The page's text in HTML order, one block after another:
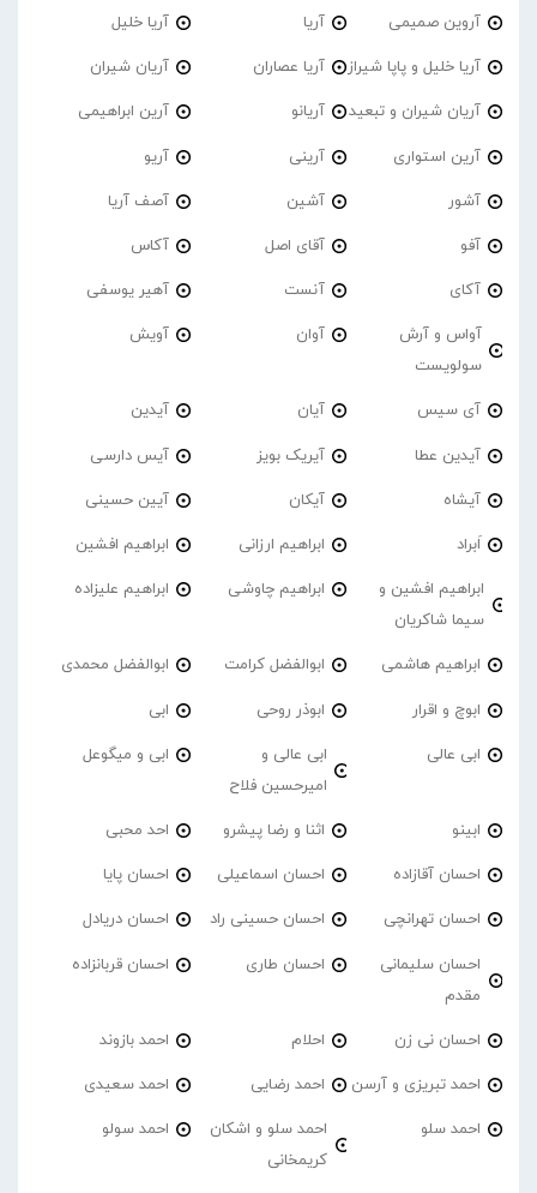
آروین صمیمی آریا آریا خلیل
آریا خلیل و پاپا شیراز آریا عصاران آریان شیران
آریان شیران و تبعید آریانو آرین ابراهیمی
آرین استواری آرینی آریو
آشور آشین آصف آریا
آفو آقای اصل آکاس
آکای آنست آهیر یوسفی
آواس و آرش
سولویست
آوان آویش
آی سیس آیان آیدین
آیدین عطا آیریک بویز آیس دارسی
آیشاه آیکان آیین حسینی
اَبراد ابراهیم ارزانی ابراهیم افشین
ابراهیم افشین و
سیما شاکریان
ابراهیم چاوشی ابراهیم علیزاده
ابراهیم هاشمی ابوالفضل کرامت ابوالفضل محمدی
ابوچ و اقرار ابوذر روحی ابی
ابی عالی
ابی عالی و
امیرحسین فلاح
ابی و میگوعل
ابینو اثنا و رضا پیشرو احد محبی
احسان آقازاده احسان اسماعیلی احسان پایا
احسان تهرانچی احسان حسینی راد احسان دریادل
احسان سلیمانی
مقدم
احسان طاری احسان قربانزاده
احسان نی زن احلام احمد بازوند
احمد تبریزی و آرسن احمد‌ رضایی احمد سعیدی
احمد سلو
احمد سلو و اشکان
کریمخانی
احمد سولو